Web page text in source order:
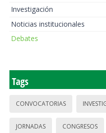
Investigación
Noticias institucionales
Debates
Tags
CONVOCATORIAS
JORNADAS CONGRESOS